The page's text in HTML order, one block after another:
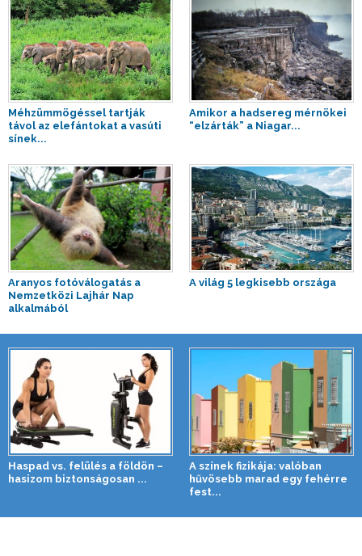
Méhzümmögéssel tartják
távol az elefántokat a vasúti
sínek...
Amikor a hadsereg mérnökei
“elzárták” a Niagar...
Aranyos fotóválogatás a
Nemzetközi Lajhár Nap
alkalmából
A világ 5 legkisebb országa
Haspad vs. felülés a földön –
hasizom biztonságosan ...
A színek fizikája: valóban
hűvösebb marad egy fehérre
fest...